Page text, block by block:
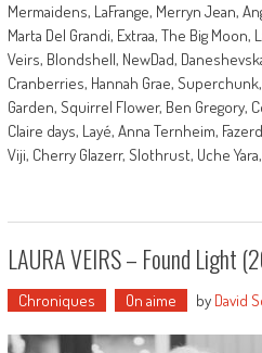
Mermaidens, LaFrange, Merryn Jean,
Marta Del Grandi, Extraa, The Big Moon,
Veirs, Blondshell, NewDad,
Cranberries, Hannah Grae,
Garden, Squirrel Flower, Ben Gregory,
Claire days, Layé, Anna Ternheim,
Viji, Cherry Glazerr, Slothrust, Uche
LAURA VEIRS – Found Light
Chroniques On aime by David